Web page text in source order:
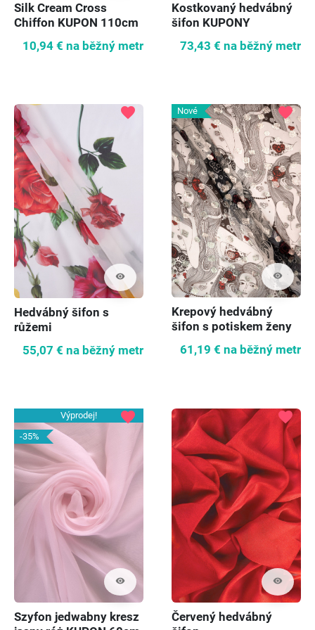
Silk Cream Cross
Chiffon KUPON 110cm
10,94 € na běžný metr
Kostkovaný hedvábný
šifon KUPONY
73,43 € na běžný metr
visibility
favorite
Hedvábný šifon s
růžemi
55,07 € na běžný metr
Nové
visibility
favorite
Krepový hedvábný
šifon s potiskem ženy
61,19 € na běžný metr
Výprodej!
-35%
visibility
favorite
Szyfon jedwabny kresz
visibility
favorite
Červený hedvábný